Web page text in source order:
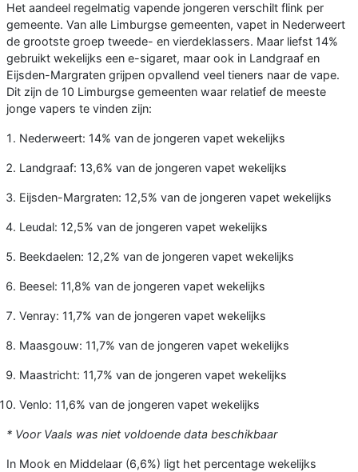
Het aandeel regelmatig vapende jongeren verschilt flink per
gemeente. Van alle Limburgse gemeenten, vapet in Nederweert
de grootste groep tweede- en vierdeklassers. Maar liefst 14%
gebruikt wekelijks een e-sigaret, maar ook in Landgraaf en
Eijsden-Margraten grijpen opvallend veel tieners naar de vape.
Dit zijn de 10 Limburgse gemeenten waar relatief de meeste
jonge vapers te vinden zijn:
Nederweert: 14% van de jongeren vapet wekelijks
Landgraaf: 13,6% van de jongeren vapet wekelijks
Eijsden-Margraten: 12,5% van de jongeren vapet wekelijks
Leudal: 12,5% van de jongeren vapet wekelijks
Beekdaelen: 12,2% van de jongeren vapet wekelijks
Beesel: 11,8% van de jongeren vapet wekelijks
Venray: 11,7% van de jongeren vapet wekelijks
Maasgouw: 11,7% van de jongeren vapet wekelijks
Maastricht: 11,7% van de jongeren vapet wekelijks
Venlo: 11,6% van de jongeren vapet wekelijks
* Voor Vaals was niet voldoende data beschikbaar
In Mook en Middelaar (6,6%) ligt het percentage wekelijks